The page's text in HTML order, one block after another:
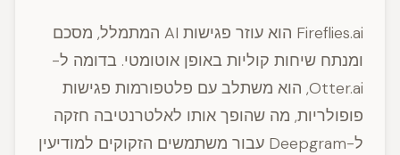
Fireflies.ai הוא עוזר פגישות AI המתמלל, מסכם
ומנתח שיחות קוליות באופן אוטומטי. בדומה ל-
Otter.ai, הוא משתלב עם פלטפורמות פגישות
פופולריות, מה שהופך אותו לאלטרנטיבה חזקה
ל-Deepgram עבור משתמשים הזקוקים למודיעין